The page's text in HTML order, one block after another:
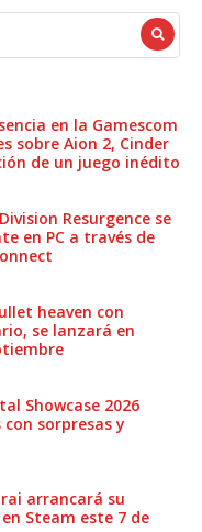
en la Gamescom
sobre Aion 2, Cinder
de un juego inédito
Resurgence se
en PC a través de
heaven con
se lanzará en
Showcase 2026
con sorpresas y
arrancará su
Steam este 7 de